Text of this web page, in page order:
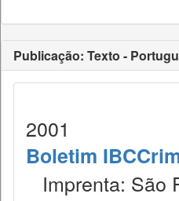
Publicação: Texto -
2001
Boletim
Imprenta: São